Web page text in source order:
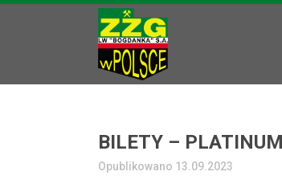
BILETY –
Opublikowano 13.09.2023